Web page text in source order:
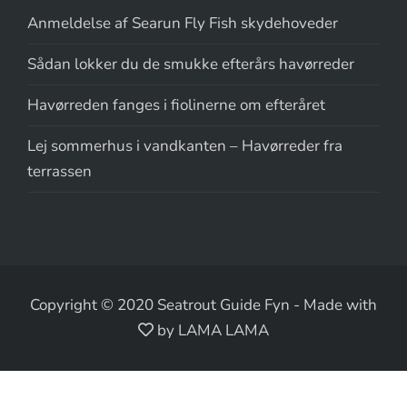
Anmeldelse af Searun Fly Fish skydehoveder
Sådan lokker du de smukke efterårs havørreder
Havørreden fanges i fiolinerne om efteråret
Lej sommerhus i vandkanten – Havørreder fra
terrassen
Copyright © 2020 Seatrout Guide Fyn - Made with
by LAMA LAMA